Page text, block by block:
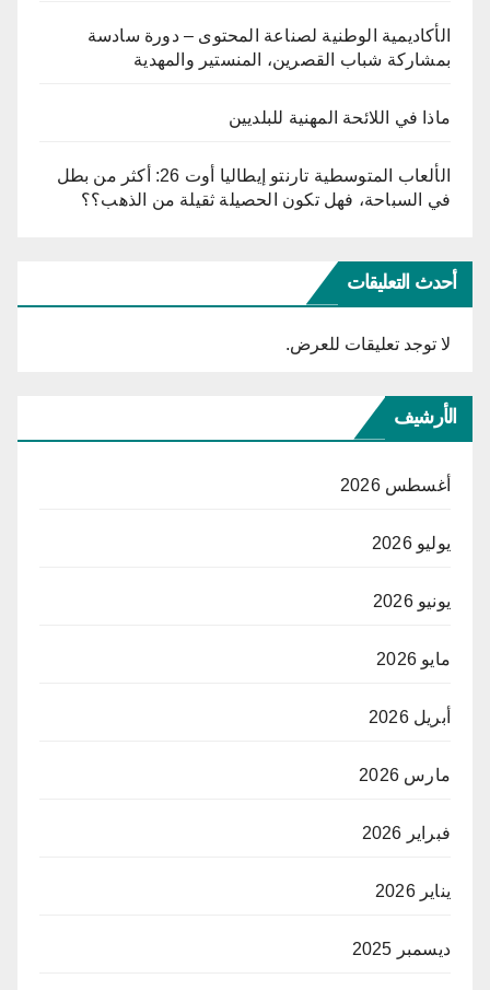
الأكاديمية الوطنية لصناعة المحتوى – دورة سادسة
بمشاركة شباب القصرين، المنستير والمهدية
ماذا في اللائحة المهنية للبلديين
الألعاب المتوسطية تارنتو إيطاليا أوت 26: أكثر من بطل
في السباحة، فهل تكون الحصيلة ثقيلة من الذهب؟؟
أحدث التعليقات
لا توجد تعليقات للعرض.
الأرشيف
أغسطس 2026
يوليو 2026
يونيو 2026
مايو 2026
أبريل 2026
مارس 2026
فبراير 2026
يناير 2026
ديسمبر 2025